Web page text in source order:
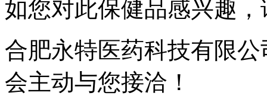
如您对此保健品感兴趣
合肥永特医药科技有限公
会主动与您接洽！